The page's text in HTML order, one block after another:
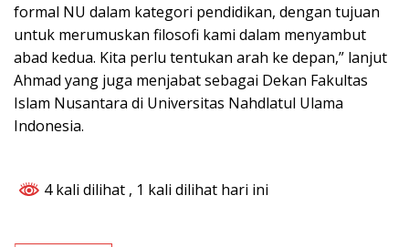
formal NU dalam kategori pendidikan, dengan tujuan
untuk merumuskan filosofi kami dalam menyambut
abad kedua. Kita perlu tentukan arah ke depan,” lanjut
Ahmad yang juga menjabat sebagai Dekan Fakultas
Islam Nusantara di Universitas Nahdlatul Ulama
Indonesia.
4 kali dilihat , 1 kali dilihat hari ini